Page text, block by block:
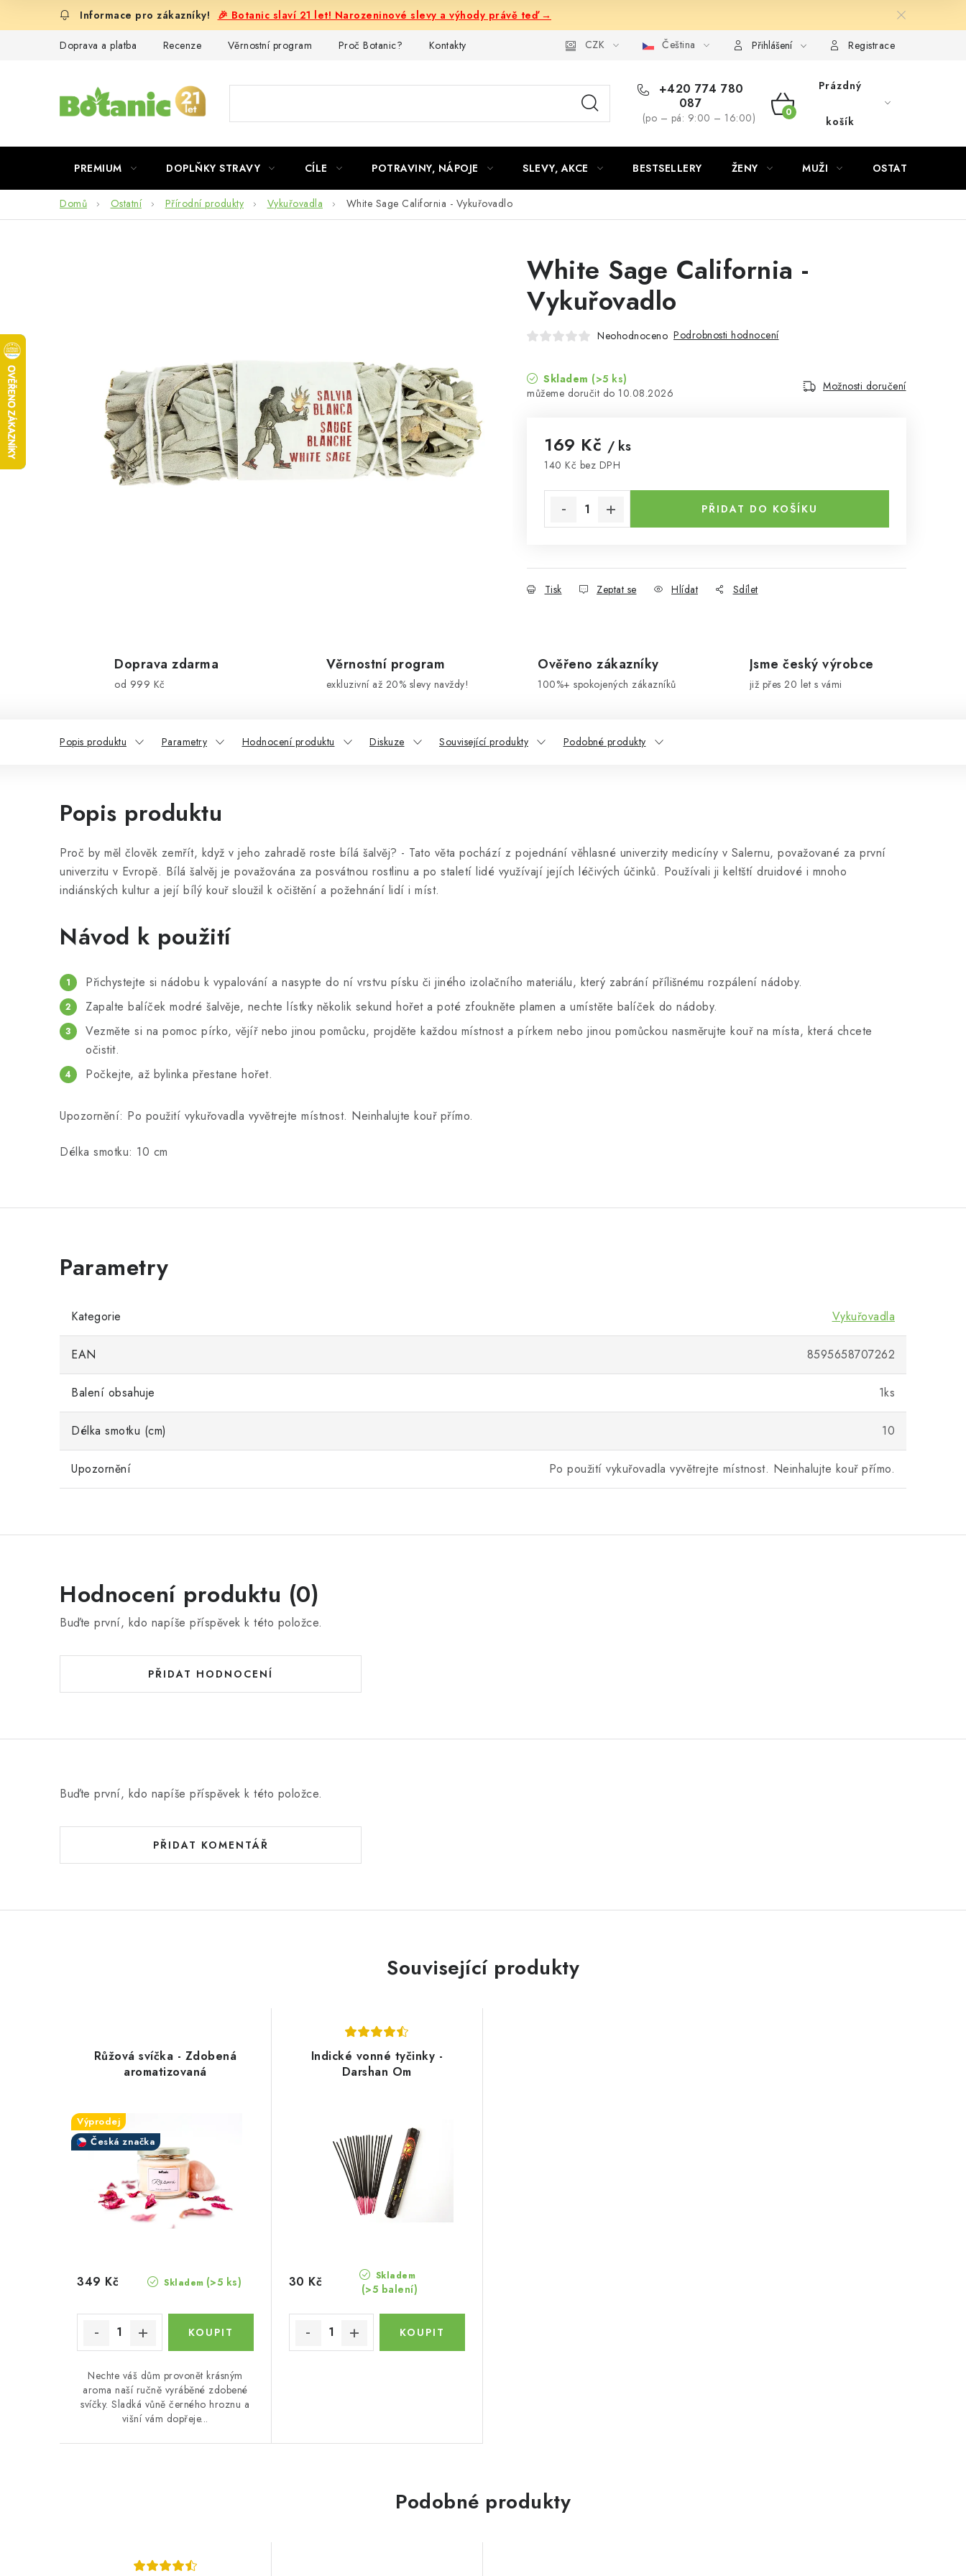
🎉 Botanic slaví 21 let! Narozeninové slevy a výhody právě teď →
Doprava a platba Recenze Věrnostní program Proč Botanic? Kontakty CZK Čeština Přihlášení Registrace
+420 774 780
087
(po – pá: 9:00 – 16:00)
NÁKUPNÍ
Prázdný
košík
PREMIUM DOPLŇKY STRAVY CÍLE POTRAVINY, NÁPOJE SLEVY, AKCE BESTSELLERY ŽENY MUŽI OSTATNÍ
Domů Ostatní Přírodní produkty Vykuřovadla White Sage California - Vykuřovadlo
White Sage California -
Vykuřovadlo
Neohodnoceno Podrobnosti hodnocení
Skladem (>5 ks)
10.08.2026
Možnosti doručení
169 Kč / ks
140 Kč bez DPH
PŘIDAT DO KOŠÍKU
Tisk Zeptat se Hlídat Sdílet
Doprava zdarma
od 999 Kč
Věrnostní program
exkluzivní až 20% slevy navždy!
Ověřeno zákazníky
100%+ spokojených zákazníků
Jsme český výrobce
již přes 20 let s vámi
Popis produktu Parametry Hodnocení produktu Diskuze Související produkty Podobné produkty
Popis produktu
Proč by měl člověk zemřít, když v jeho zahradě roste bílá šalvěj? - Tato věta pochází z pojednání věhlasné univerzity medicíny v Salernu, považované za první
univerzitu v Evropě. Bílá šalvěj je považována za posvátnou rostlinu a po staletí lidé využívají jejích léčivých účinků. Používali ji keltští druidové i mnoho
indiánských kultur a její bílý kouř sloužil k očištění a požehnání lidí i míst.
Návod k použití
Přichystejte si nádobu k vypalování a nasypte do ní vrstvu písku či jiného izolačního materiálu, který zabrání přílišnému rozpálení nádoby.
Zapalte balíček modré šalvěje, nechte lístky několik sekund hořet a poté zfoukněte plamen a umístěte balíček do nádoby.
Vezměte si na pomoc pírko, vějíř nebo jinou pomůcku, projděte každou místnost a pírkem nebo jinou pomůckou nasměrujte kouř na místa, která chcete
očistit.
Počkejte, až bylinka přestane hořet.
Upozornění: Po použití vykuřovadla vyvětrejte místnost. Neinhalujte kouř přímo.
Délka smotku: 10 cm
Kategorie Vykuřovadla
EAN 8595658707262
Balení obsahuje 1ks
Délka smotku (cm) 10
Upozornění Po použití vykuřovadla vyvětrejte místnost. Neinhalujte kouř přímo.
Hodnocení produktu (0)
Buďte první, kdo napíše příspěvek k této položce.
PŘIDAT HODNOCENÍ
Buďte první, kdo napíše příspěvek k této položce.
PŘIDAT KOMENTÁŘ
Související produkty
Růžová svíčka - Zdobená
aromatizovaná
Výprodej
Česká značka
Skladem (>5 ks)
349 Kč
Nechte váš dům provonět krásným
aroma naší ručně vyráběné zdobené
svíčky. Sladká vůně černého hroznu a
višní vám dopřeje...
Indické vonné tyčinky -
Darshan Om
Skladem
(>5 balení)
30 Kč
Podobné produkty